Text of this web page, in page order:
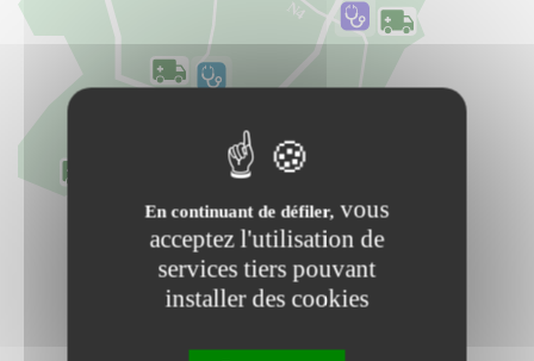
N4
En continuant de défiler, vous
acceptez l'utilisation de
services tiers pouvant
installer des cookies